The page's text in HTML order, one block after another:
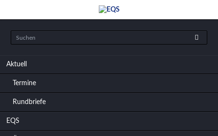
Navigation
Aktuell
Termine
Rundbriefe
EQS